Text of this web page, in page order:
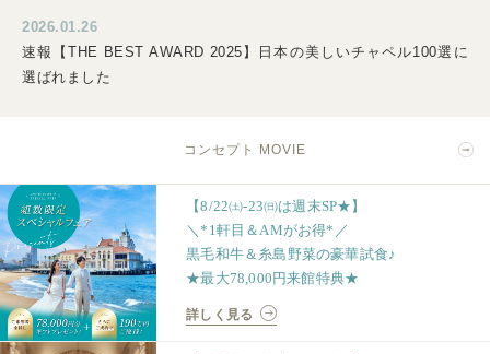
2026.01.26
速報【THE BEST AWARD 2025】日本の美しいチャペル100選に
選ばれました
コンセプト MOVIE
【8/22㈯-23㈰は週末SP★】
＼*1軒目＆AMがお得*／
黒毛和牛＆糸島野菜の豪華試食♪
★最大78,000円来館特典★
詳しく見る